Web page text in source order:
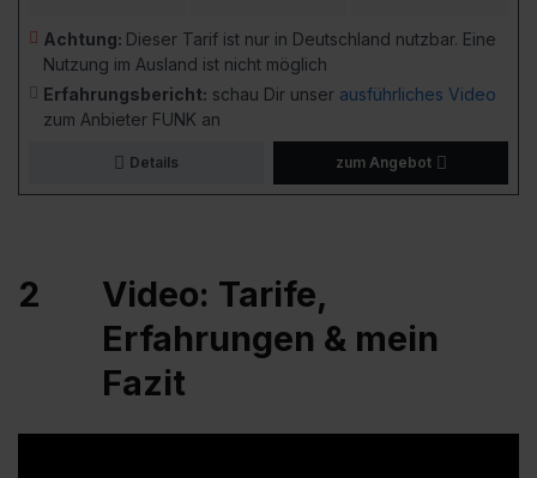
Achtung: Dieser Tarif ist nur in Deutschland nutzbar. Eine
Nutzung im Ausland ist nicht möglich
Erfahrungsbericht: schau Dir unser ausführliches Video
zum Anbieter FUNK an
Details zum Angebot
2
Video: Tarife,
Erfahrungen & mein
Fazit